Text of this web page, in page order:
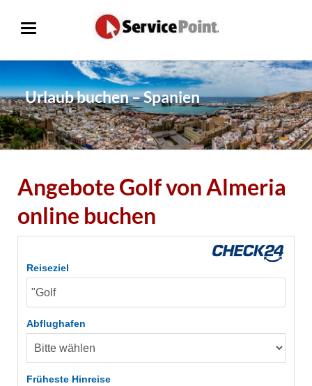
Urlaub buchen – Spanien
Angebote Golf von Almeria
online buchen
Reiseziel
Abflughafen
Früheste Hinreise